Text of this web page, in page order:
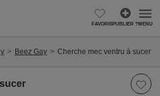
FAVORISPUBLIER ?MENU
Beez Gay Cherche mec ventru à sucer